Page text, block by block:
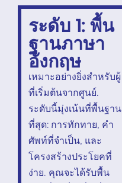
ระดับ 1: พื้น
ฐานภาษา
อังกฤษ
เหมาะอย่างยิ่งสำหรับผู้
ที่เริ่มต้นจากศูนย์.
ระดับนี้มุ่งเน้นที่พื้นฐาน
ที่สุด: การทักทาย, คำ
ศัพท์ที่จำเป็น, และ
โครงสร้างประโยคที่
ง่าย. คุณจะได้รับพื้น